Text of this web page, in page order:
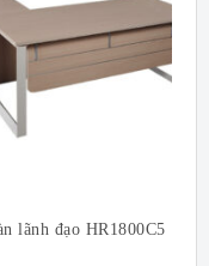
lãnh đạo HR1800C5